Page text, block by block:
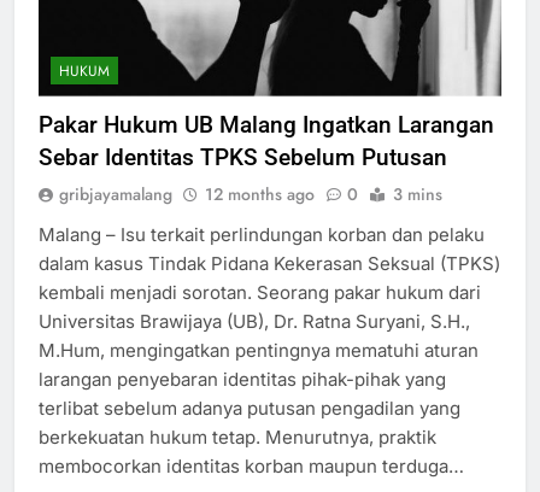
HUKUM
Pakar Hukum UB Malang Ingatkan Larangan
Sebar Identitas TPKS Sebelum Putusan
gribjayamalang 12 months ago 0 3 mins
Malang – Isu terkait perlindungan korban dan pelaku
dalam kasus Tindak Pidana Kekerasan Seksual (TPKS)
kembali menjadi sorotan. Seorang pakar hukum dari
Universitas Brawijaya (UB), Dr. Ratna Suryani, S.H.,
M.Hum, mengingatkan pentingnya mematuhi aturan
larangan penyebaran identitas pihak-pihak yang
terlibat sebelum adanya putusan pengadilan yang
berkekuatan hukum tetap. Menurutnya, praktik
membocorkan identitas korban maupun terduga…